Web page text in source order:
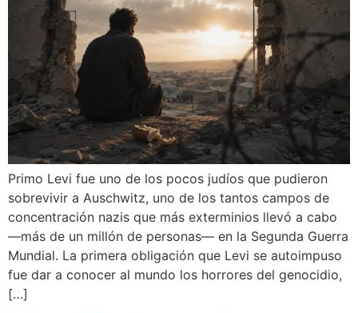
Primo Levi fue uno de los pocos judíos que pudieron
sobrevivir a Auschwitz, uno de los tantos campos de
concentración nazis que más exterminios llevó a cabo
—más de un millón de personas— en la Segunda Guerra
Mundial. La primera obligación que Levi se autoimpuso
fue dar a conocer al mundo los horrores del genocidio,
[…]